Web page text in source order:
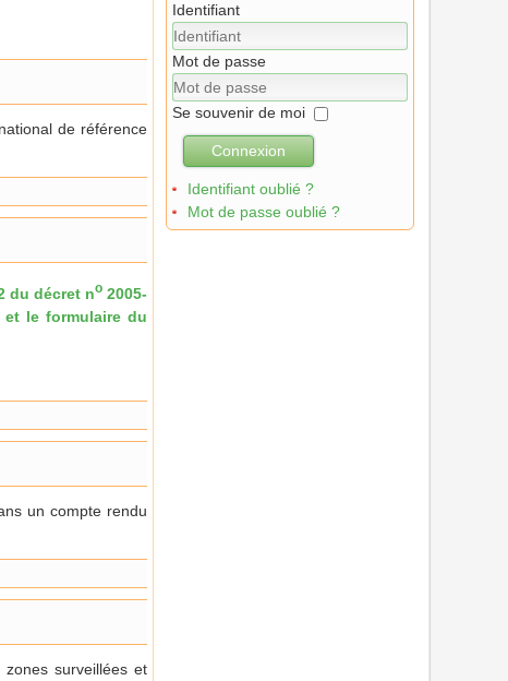
de référence
du décret no 2005-
le formulaire du
un compte rendu
surveillées et
Identifiant
Mot de passe
Se souvenir de moi
Connexion
Identifiant oublié ?
Mot de passe oublié ?